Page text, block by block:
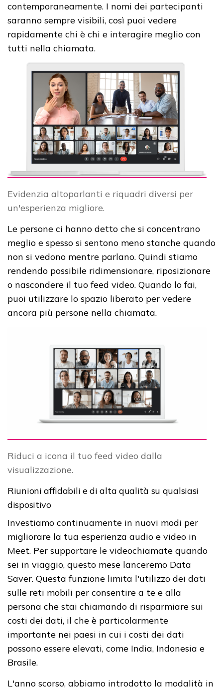
contemporaneamente. I nomi dei partecipanti
saranno sempre visibili, così puoi vedere
rapidamente chi è chi e interagire meglio con
tutti nella chiamata.
Evidenzia altoparlanti e riquadri diversi per
un'esperienza migliore.
Le persone ci hanno detto che si concentrano
meglio e spesso si sentono meno stanche quando
non si vedono mentre parlano. Quindi stiamo
rendendo possibile ridimensionare, riposizionare
o nascondere il tuo feed video. Quando lo fai,
puoi utilizzare lo spazio liberato per vedere
ancora più persone nella chiamata.
Riduci a icona il tuo feed video dalla
visualizzazione.
Riunioni affidabili e di alta qualità su qualsiasi
dispositivo
Investiamo continuamente in nuovi modi per
migliorare la tua esperienza audio e video in
Meet. Per supportare le videochiamate quando
sei in viaggio, questo mese lanceremo Data
Saver. Questa funzione limita l'utilizzo dei dati
sulle reti mobili per consentire a te e alla
persona che stai chiamando di risparmiare sui
costi dei dati, il che è particolarmente
importante nei paesi in cui i costi dei dati
possono essere elevati, come India, Indonesia e
Brasile.
L'anno scorso, abbiamo introdotto la modalità in